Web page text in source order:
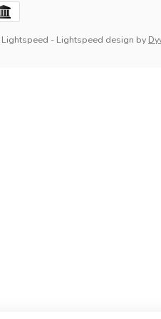
Lightspeed - Lightspeed design by